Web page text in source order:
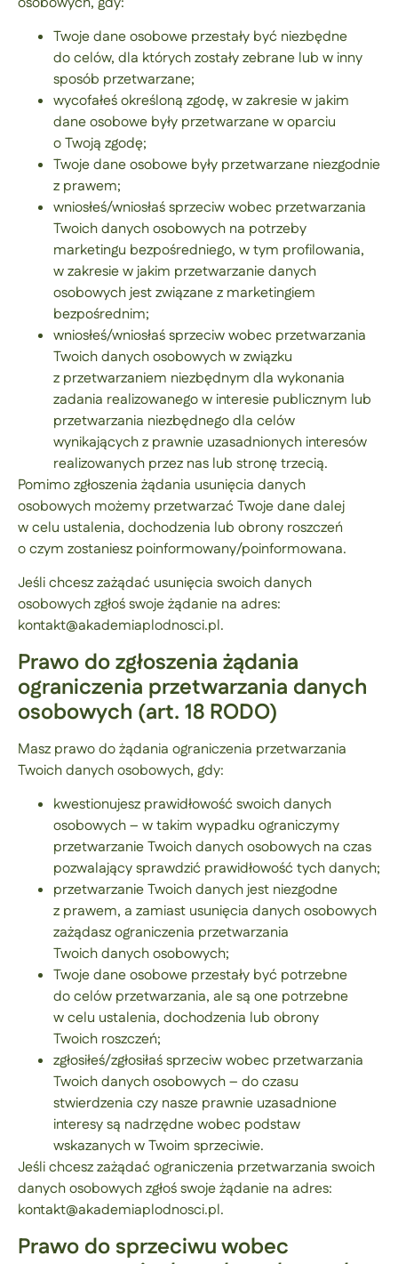
Twoje dane osobowe przestały być niezbędne
do celów, dla których zostały zebrane lub w inny
sposób przetwarzane;
wycofałeś określoną zgodę, w zakresie w jakim
dane osobowe były przetwarzane w oparciu
o Twoją zgodę;
Twoje dane osobowe były przetwarzane niezgodnie
z prawem;
wniosłeś/wniosłaś sprzeciw wobec przetwarzania
Twoich danych osobowych na potrzeby
marketingu bezpośredniego, w tym profilowania,
w zakresie w jakim przetwarzanie danych
osobowych jest związane z marketingiem
bezpośrednim;
wniosłeś/wniosłaś sprzeciw wobec przetwarzania
Twoich danych osobowych w związku
z przetwarzaniem niezbędnym dla wykonania
zadania realizowanego w interesie publicznym lub
przetwarzania niezbędnego dla celów
wynikających z prawnie uzasadnionych interesów
realizowanych przez nas lub stronę trzecią.
Pomimo zgłoszenia żądania usunięcia danych
osobowych możemy przetwarzać Twoje dane dalej
w celu ustalenia, dochodzenia lub obrony roszczeń
o czym zostaniesz poinformowany/poinformowana.
Jeśli chcesz zażądać usunięcia swoich danych
osobowych zgłoś swoje żądanie na adres:
kontakt@akademiaplodnosci.pl.
Prawo do zgłoszenia żądania
ograniczenia przetwarzania danych
osobowych (art. 18 RODO)
Masz prawo do żądania ograniczenia przetwarzania
Twoich danych osobowych, gdy:
kwestionujesz prawidłowość swoich danych
osobowych – w takim wypadku ograniczymy
przetwarzanie Twoich danych osobowych na czas
pozwalający sprawdzić prawidłowość tych danych;
przetwarzanie Twoich danych jest niezgodne
z prawem, a zamiast usunięcia danych osobowych
zażądasz ograniczenia przetwarzania
Twoich danych osobowych;
Twoje dane osobowe przestały być potrzebne
do celów przetwarzania, ale są one potrzebne
w celu ustalenia, dochodzenia lub obrony
Twoich roszczeń;
zgłosiłeś/zgłosiłaś sprzeciw wobec przetwarzania
Twoich danych osobowych – do czasu
stwierdzenia czy nasze prawnie uzasadnione
interesy są nadrzędne wobec podstaw
wskazanych w Twoim sprzeciwie.
Jeśli chcesz zażądać ograniczenia przetwarzania swoich
danych osobowych zgłoś swoje żądanie na adres:
kontakt@akademiaplodnosci.pl.
Prawo do sprzeciwu wobec